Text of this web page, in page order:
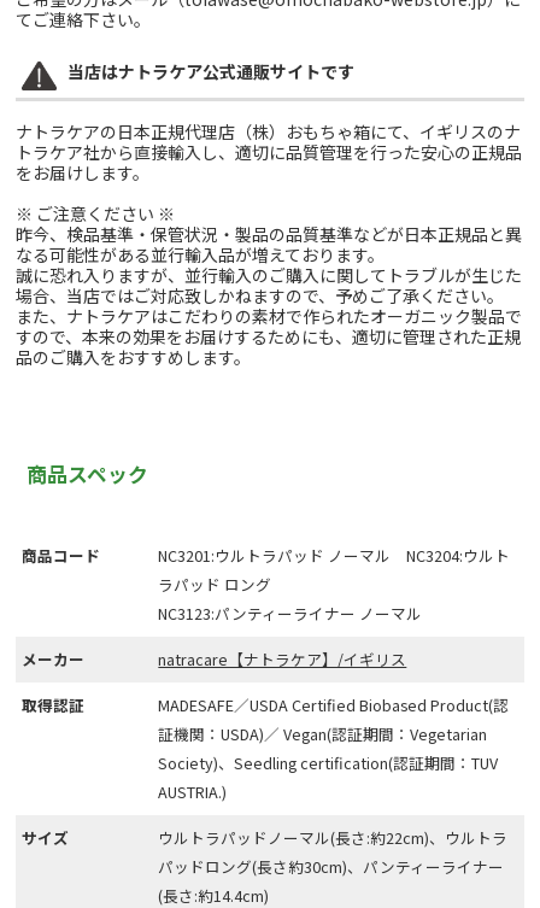
てご連絡下さい。
当店はナトラケア公式通販サイトです
ナトラケアの日本正規代理店（株）おもちゃ箱にて、イギリスのナ
トラケア社から直接輸入し、適切に品質管理を行った安心の正規品
をお届けします。
※ ご注意ください ※
昨今、検品基準・保管状況・製品の品質基準などが日本正規品と異
なる可能性がある並行輸入品が増えております。
誠に恐れ入りますが、並行輸入のご購入に関してトラブルが生じた
場合、当店ではご対応致しかねますので、予めご了承ください。
また、ナトラケアはこだわりの素材で作られたオーガニック製品で
すので、本来の効果をお届けするためにも、適切に管理された正規
品のご購入をおすすめします。
商品スペック
商品コード
NC3201:ウルトラパッド ノーマル NC3204:ウルト
ラパッド ロング
NC3123:パンティーライナー ノーマル
メーカー
natracare【ナトラケア】/イギリス
取得認証
MADESAFE／USDA Certified Biobased Product(認
証機関：USDA)／ Vegan(認証期間：Vegetarian
Society)、Seedling certification(認証期間：TUV
AUSTRIA.)
サイズ
ウルトラパッドノーマル(長さ:約22cm)、ウルトラ
パッドロング(長さ約30cm)、パンティーライナー
(長さ:約14.4cm)